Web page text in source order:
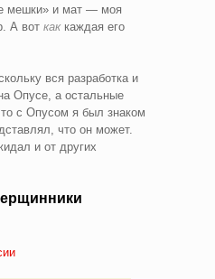
мешки» и мат — моя
А вот как каждая его
вся разработка и
Опусе, а остальные
с Опусом я был знаком
что он может.
и от других